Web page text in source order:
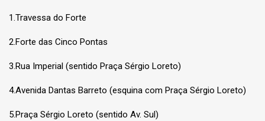
1.Travessa do Forte
2.Forte das Cinco Pontas
3.Rua Imperial (sentido Praça Sérgio Loreto)
4.Avenida Dantas Barreto (esquina com Praça Sérgio Loreto)
5.Praça Sérgio Loreto (sentido Av. Sul)